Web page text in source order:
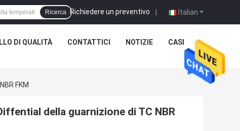
Italian
Richiedere un preventivo |
Ricerca
DI QUALITÀ CONTATTICI NOTIZIE CASI
FKM
della guarnizione di TC NBR